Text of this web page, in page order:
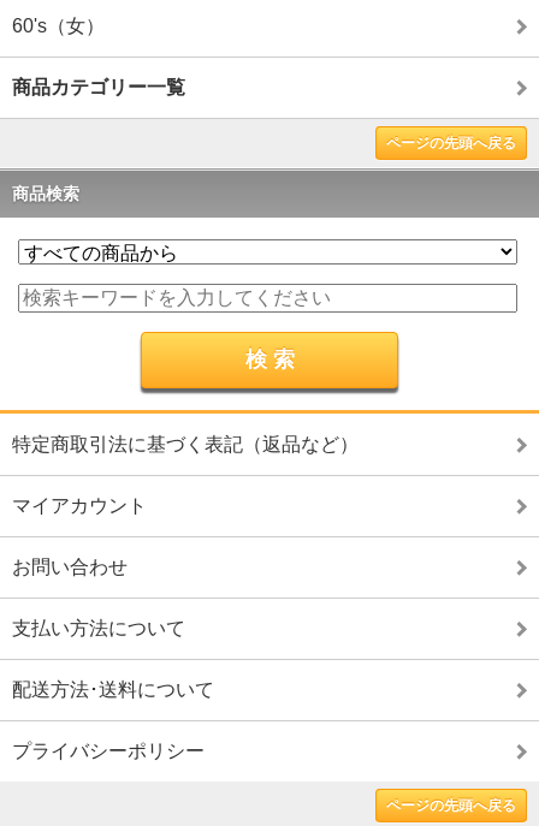
60's（女）
商品カテゴリー一覧
ページの先頭へ戻る
商品検索
特定商取引法に基づく表記（返品など）
マイアカウント
お問い合わせ
支払い方法について
配送方法･送料について
プライバシーポリシー
ページの先頭へ戻る